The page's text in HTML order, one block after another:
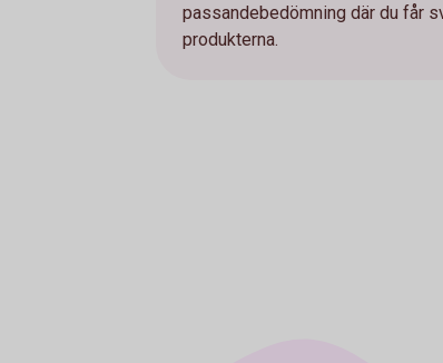
passandebedömning där du får
produkterna.